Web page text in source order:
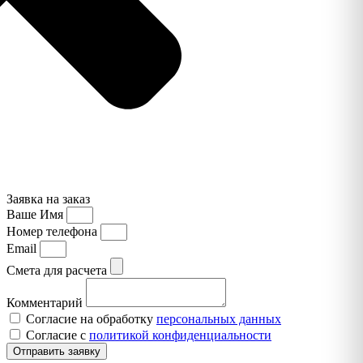
Заявка на заказ
Ваше Имя
Номер телефона
Email
Смета для расчета
Комментарий
Согласие на обработку персональных данных
Согласие с политикой конфиденциальности
Отправить заявку